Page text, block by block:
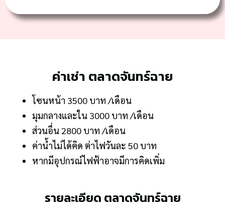
ค่าเช่า ตลาดจันทร์ฉาย
โซนหน้า 3500 บาท /เดือน
มุมกลางและใน 3000 บาท /เดือน
ส่วนอื่น 2800 บาท /เดือน
ค่าน้ำไม่ได้คิด ต่าไฟวันละ 50 บาท
หากมีอุปกรณ์ไฟฟ้าอาจมีการคิดเพิ่ม
รายละเอียด ตลาดจันทร์ฉาย